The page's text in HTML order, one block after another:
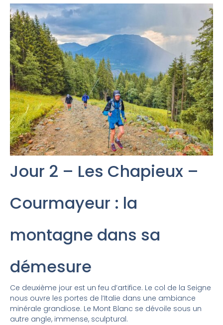
Jour 2 – Les Chapieux –
Courmayeur : la
montagne dans sa
démesure
Ce deuxième jour est un feu d’artifice. Le col de la Seigne
nous ouvre les portes de l’Italie dans une ambiance
minérale grandiose. Le Mont Blanc se dévoile sous un
autre angle, immense, sculptural.